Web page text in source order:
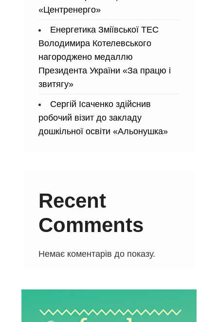
«Центренерго»
Енергетика Зміївської ТЕС
Володимира Котелевського
нагороджено медаллю
Президента України «За працю і
звитягу»
Сергій Ісаченко здійснив
робочий візит до закладу
дошкільної освіти «Альонушка»
Recent
Comments
Немає коментарів до показу.